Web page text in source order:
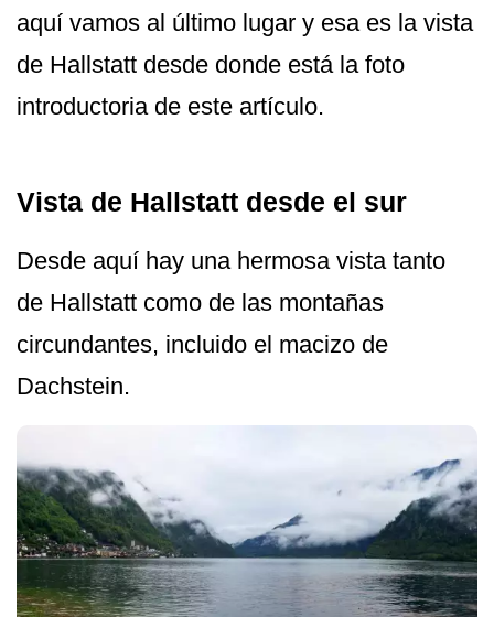
aquí vamos al último lugar y esa es la vista
de Hallstatt desde donde está la foto
introductoria de este artículo.
Vista de Hallstatt desde el sur
Desde aquí hay una hermosa vista tanto
de Hallstatt como de las montañas
circundantes, incluido el macizo de
Dachstein.